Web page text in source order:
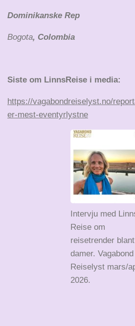
Dominikanske Rep
Bogota, Colombia
Siste om LinnsReise i media:
https://vagabondreiselyst.no/
er-mest-eventyrlystne
Intervju med
Reise om
reisetrender blant
damer. Vagabond
Reiselyst mars/
2026.